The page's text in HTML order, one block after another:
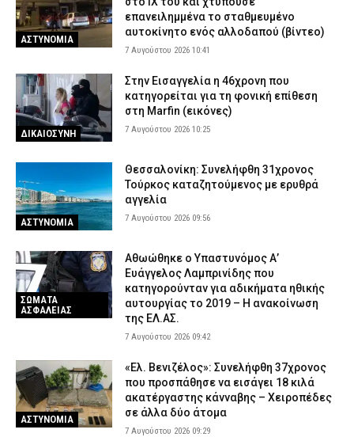
ΔΙΕΘΝΗ 6 Αυγούστου 2026 21:18
Ναύπλιο: Στη φυλακή οι δύο Ινδοί για τον φόνο του 59χρονου
ΔΙΚΑΙΟΣΥΝΗ
Λάρισα: Μοτοσικλέτα συγκρούστηκε με νταλίκα στην Αγιά – Στο
νοσοκομείο ο αναβάτης
ΕΙΔΗΣΕΙΣ 6 Αυγούστου 2026 20:49
ΑΣΤΥΝΟΜΙΑ
επανειλημμένα το σταθμευμένο
αυτοκίνητο ενός αλλοδαπού (βίντεο)
7 Αυγούστου 2026 10:41
ΔΙΚΑΙΟΣΥΝΗ
Στην Εισαγγελία η 46χρονη που
κατηγορείται για τη φονική επίθεση
στη Marfin (εικόνες)
7 Αυγούστου 2026 10:25
ΑΣΤΥΝΟΜΙΑ
Θεσσαλονίκη: Συνελήφθη 31χρονος
Τούρκος καταζητούμενος με ερυθρά
αγγελία
7 Αυγούστου 2026 09:56
ΣΩΜΑΤΑ
ΑΣΦΑΛΕΙΑΣ
Αθωώθηκε ο Υπαστυνόμος Α’
Ευάγγελος Λαμπρινίδης που
κατηγορούνταν για αδικήματα ηθικής
αυτουργίας το 2019 – Η ανακοίνωση
της ΕΛ.ΑΣ.
7 Αυγούστου 2026 09:42
ΑΣΤΥΝΟΜΙΑ
«Ελ. Βενιζέλος»: Συνελήφθη 37χρονος
που προσπάθησε να εισάγει 18 κιλά
ακατέργαστης κάνναβης – Χειροπέδες
σε άλλα δύο άτομα
7 Αυγούστου 2026 09:29